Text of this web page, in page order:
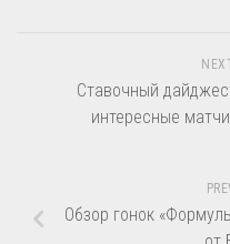
Ставочный
интересные
Обзор гонок